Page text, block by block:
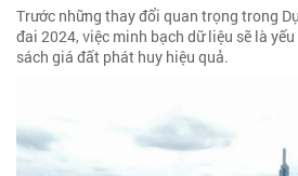
Trước những thay đổi quan trọng trong
đai 2024, việc minh bạch dữ liệu sẽ là
sách giá đất phát huy hiệu quả.